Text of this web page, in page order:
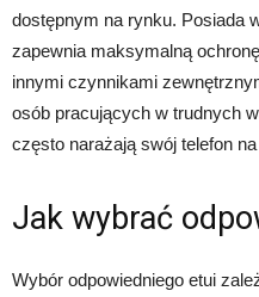
dostępnym na rynku. Posiada
zapewnia maksymalną
innymi czynnikami
osób pracujących w trudnych
często narażają swój telefon
Jak wybrać
Wybór odpowiedniego etui